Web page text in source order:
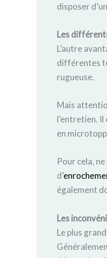
disposer
Les
L’autre
différentes
rugueuse.
Mais
l’entretien.
en
Pour cela,
d’
également
Les
Le plus